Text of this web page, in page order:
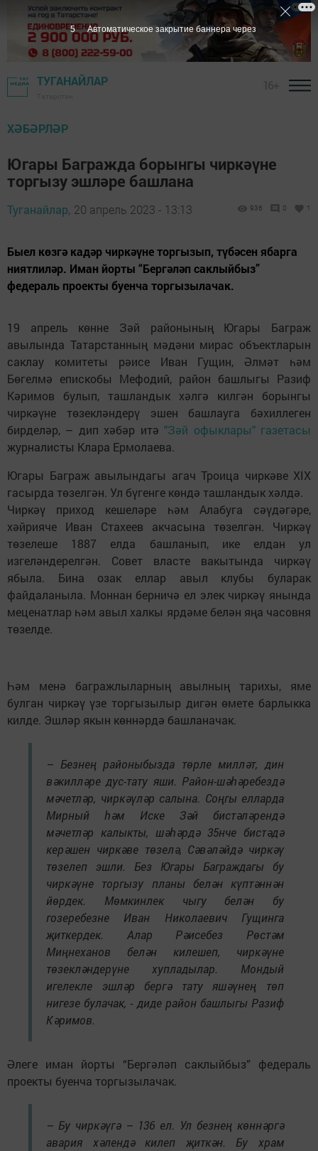
ТУГАНАЙЛАР
ХӘБӘРЛӘР
Югары Багражда борынгы чиркәүне
торгызу эшләре башлана
Туганайлар, 20 апрель 2023 - 13:13 936 0 1
Быел көзгә кадәр чиркәүне торгызып, түбәсен ябарга
ниятлиләр. Иман йорты “Бергәләп саклыйбыз”
федераль проекты буенча торгызылачак.
19 апрель көнне Зәй районының Югары Баграж
авылында Татарстанның мәдәни мирас объектларын
саклау комитеты рәисе Иван Гущин, Әлмәт һәм
Бөгелмә епискобы Мефодий, район башлыгы Разиф
Кәримов булып, ташландык хәлгә килгән борынгы
чиркәүне төзекләндерү эшен башлауга бәхиллеген
бирделәр, – дип хәбәр итә "Зәй офыклары" газетасы
журналисты Клара Ермолаева.
Югары Баграж авылындагы агач Троица чиркәве XIX
гасырда төзелгән. Ул бүгенге көндә ташландык хәлдә.
Чиркәү приход кешеләре һәм Алабуга сәүдәгәре,
хәйрияче Иван Стахеев акчасына төзелгән. Чиркәү
төзелеше 1887 елда башланып, ике елдан ул
изгеләндерелгән. Совет власте вакытында чиркәү
ябыла. Бина озак еллар авыл клубы буларак
файдаланыла. Моннан берничә ел элек чиркәү янында
меценатлар һәм авыл халкы ярдәме белән яңа часовня
төзелде.
Һәм менә багражлыларның авылның тарихы, яме
булган чиркәү үзе торгызылыр дигән өмете барлыкка
килде. Эшләр якын көннәрдә башланачак.
– Безнең районыбызда төрле милләт, дин
вәкилләре дус-тату яши. Район-шәһәребездә
мәчетләр, чиркәүләр салына. Соңгы елларда
Мирный һәм Иске Зәй бистәләрендә
мәчетләр калыкты, шәһәрдә 35нче бистәдә
керәшен чиркәве төзелә, Сәвәләйдә чиркәү
төзелеп эшли. Без Югары Баграждагы бу
чиркәүне торгызу планы белән күптәннән
йөрдек. Мөмкинлек чыгу белән бу
гозеребезне Иван Николаевич Гущинга
җиткердек. Алар Рәисебез Рөстәм
Миңнеханов белән килешеп, чиркәүне
төзекләндерүне хупладылар. Мондый
игелекле эшләр бергә тату яшәүнең төп
нигезе булачак, - диде район башлыгы Разиф
Кәримов.
Әлеге иман йорты “Бергәләп саклыйбыз” федераль
проекты буенча торгызылачак.
– Бу чиркәүгә – 136 ел. Ул безнең көннәргә
авария хәлендә килеп җиткән. Бу храм
4 Автоматическое закрытие баннера через